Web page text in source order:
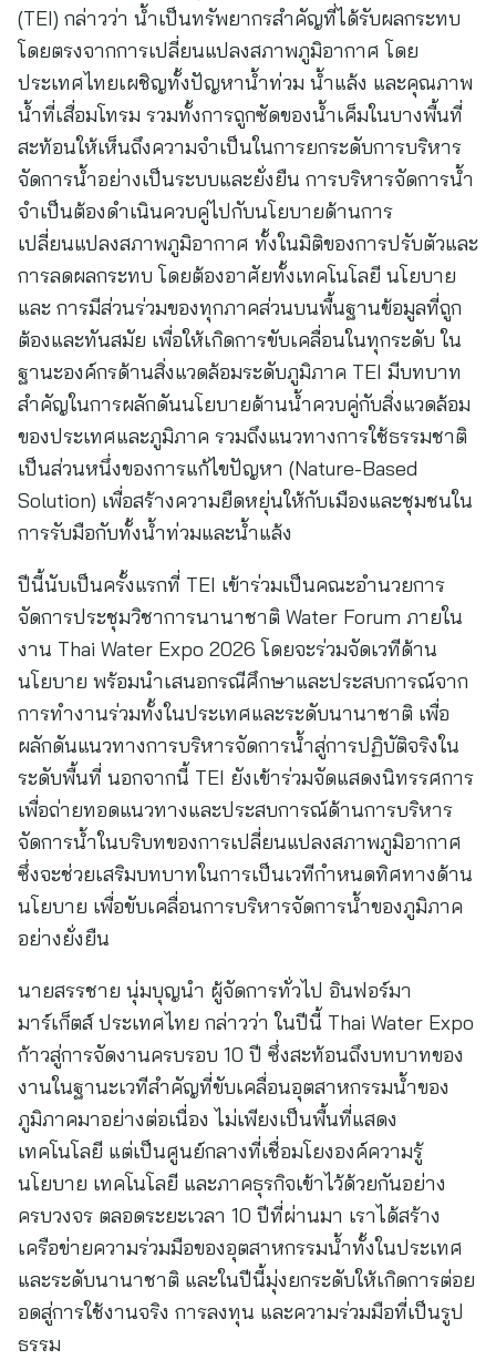
(TEI) กล่าวว่า น้ำเป็นทรัพยากรสำคัญที่ได้รับผลกระทบ
โดยตรงจากการเปลี่ยนแปลงสภาพภูมิอากาศ โดย
ประเทศไทยเผชิญทั้งปัญหาน้ำท่วม น้ำแล้ง และคุณภาพ
น้ำที่เสื่อมโทรม รวมทั้งการถูกซัดของน้ำเค็มในบางพื้นที่
สะท้อนให้เห็นถึงความจำเป็นในการยกระดับการบริหาร
จัดการน้ำอย่างเป็นระบบและยั่งยืน การบริหารจัดการน้ำ
จำเป็นต้องดำเนินควบคู่ไปกับนโยบายด้านการ
เปลี่ยนแปลงสภาพภูมิอากาศ ทั้งในมิติของการปรับตัวและ
การลดผลกระทบ โดยต้องอาศัยทั้งเทคโนโลยี นโยบาย
และ การมีส่วนร่วมของทุกภาคส่วนบนพื้นฐานข้อมูลที่ถูก
ต้องและทันสมัย เพื่อให้เกิดการขับเคลื่อนในทุกระดับ ใน
ฐานะองค์กรด้านสิ่งแวดล้อมระดับภูมิภาค TEI มีบทบาท
สำคัญในการผลักดันนโยบายด้านน้ำควบคู่กับสิ่งแวดล้อม
ของประเทศและภูมิภาค รวมถึงแนวทางการใช้ธรรมชาติ
เป็นส่วนหนึ่งของการแก้ไขปัญหา (Nature-Based
Solution) เพื่อสร้างความยืดหยุ่นให้กับเมืองและชุมชนใน
การรับมือกับทั้งน้ำท่วมและน้ำแล้ง
ปีนี้นับเป็นครั้งแรกที่ TEI เข้าร่วมเป็นคณะอำนวยการ
จัดการประชุมวิชาการนานาชาติ Water Forum ภายใน
งาน Thai Water Expo 2026 โดยจะร่วมจัดเวทีด้าน
นโยบาย พร้อมนำเสนอกรณีศึกษาและประสบการณ์จาก
การทำงานร่วมทั้งในประเทศและระดับนานาชาติ เพื่อ
ผลักดันแนวทางการบริหารจัดการน้ำสู่การปฏิบัติจริงใน
ระดับพื้นที่ นอกจากนี้ TEI ยังเข้าร่วมจัดแสดงนิทรรศการ
เพื่อถ่ายทอดแนวทางและประสบการณ์ด้านการบริหาร
จัดการน้ำในบริบทของการเปลี่ยนแปลงสภาพภูมิอากาศ
ซึ่งจะช่วยเสริมบทบาทในการเป็นเวทีกำหนดทิศทางด้าน
นโยบาย เพื่อขับเคลื่อนการบริหารจัดการน้ำของภูมิภาค
อย่างยั่งยืน
นายสรรชาย นุ่มบุญนำ ผู้จัดการทั่วไป อินฟอร์มา
มาร์เก็ตส์ ประเทศไทย กล่าวว่า ในปีนี้ Thai Water Expo
ก้าวสู่การจัดงานครบรอบ 10 ปี ซึ่งสะท้อนถึงบทบาทของ
งานในฐานะเวทีสำคัญที่ขับเคลื่อนอุตสาหกรรมน้ำของ
ภูมิภาคมาอย่างต่อเนื่อง ไม่เพียงเป็นพื้นที่แสดง
เทคโนโลยี แต่เป็นศูนย์กลางที่เชื่อมโยงองค์ความรู้
นโยบาย เทคโนโลยี และภาคธุรกิจเข้าไว้ด้วยกันอย่าง
ครบวงจร ตลอดระยะเวลา 10 ปีที่ผ่านมา เราได้สร้าง
เครือข่ายความร่วมมือของอุตสาหกรรมน้ำทั้งในประเทศ
และระดับนานาชาติ และในปีนี้มุ่งยกระดับให้เกิดการต่อย
อดสู่การใช้งานจริง การลงทุน และความร่วมมือที่เป็นรูป
ธรรม